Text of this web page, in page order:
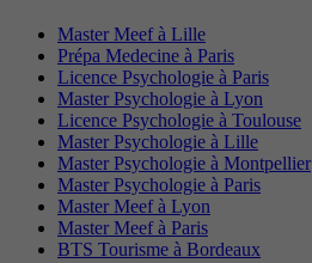
Master Meef à Lille
Prépa Medecine à Paris
Licence Psychologie à Paris
Master Psychologie à Lyon
Licence Psychologie à Toulouse
Master Psychologie à Lille
Master Psychologie à Montpellier
Master Psychologie à Paris
Master Meef à Lyon
Master Meef à Paris
BTS Tourisme à Bordeaux